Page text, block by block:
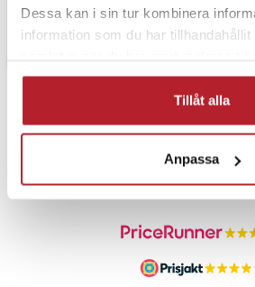
Dessa kan i sin tur kombinera
information som du har
Tillåt alla
Anpassa
PRISGARANTI
UTFÖRSÄLJNING